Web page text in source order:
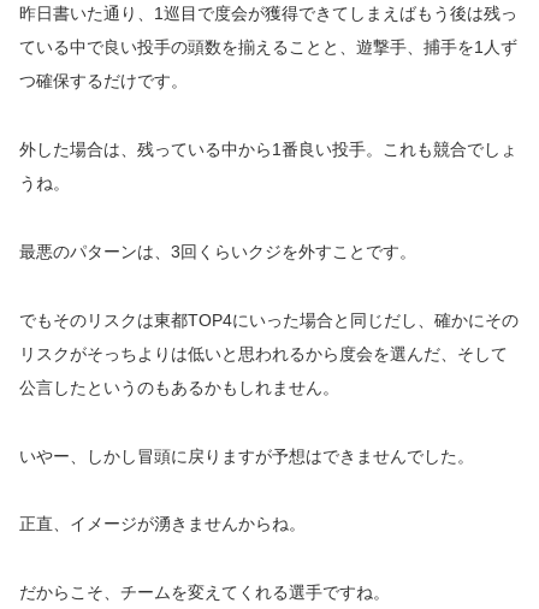
昨日書いた通り、1巡目で度会が獲得できてしまえばもう後は残っ
ている中で良い投手の頭数を揃えることと、遊撃手、捕手を1人ず
つ確保するだけです。
外した場合は、残っている中から1番良い投手。これも競合でしょ
うね。
最悪のパターンは、3回くらいクジを外すことです。
でもそのリスクは東都TOP4にいった場合と同じだし、確かにその
リスクがそっちよりは低いと思われるから度会を選んだ、そして
公言したというのもあるかもしれません。
いやー、しかし冒頭に戻りますが予想はできませんでした。
正直、イメージが湧きませんからね。
だからこそ、チームを変えてくれる選手ですね。